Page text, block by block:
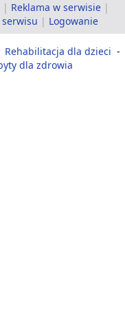
| Reklama w serwisie |
| Logowanie
Rehabilitacja dla dzieci -
dla zdrowia